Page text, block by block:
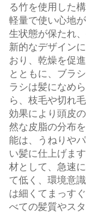
る竹を使用した
軽量で使い心地
生状態が保たれ
新的なデザイン
おり、乾燥を促
とともに、ブラ
ラシは髪になめ
ら、枝毛や切れ
効果により頭皮
然な皮脂の分布
能は、うねりや
い髪に仕上げま
材として、急速
て低く、環境意
は細くてまっす
べての髪質やス